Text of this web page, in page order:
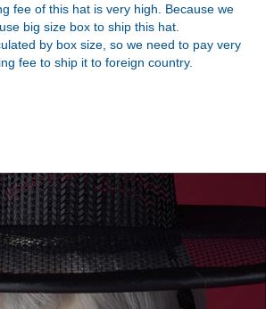
fee of this hat is very high. Because we
big size box to ship this hat.
by box size, so we need to pay very
fee to ship it to foreign country.